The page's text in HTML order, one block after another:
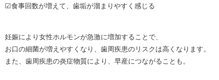
☑食事回数が増えて、歯垢が溜まりやすく感じる
妊娠により女性ホルモンが急激に増加することで、
お口の細菌が増えやすくなり、歯周疾患のリスクは高くなります。
また、歯周疾患の炎症物質により、早産につながることも。